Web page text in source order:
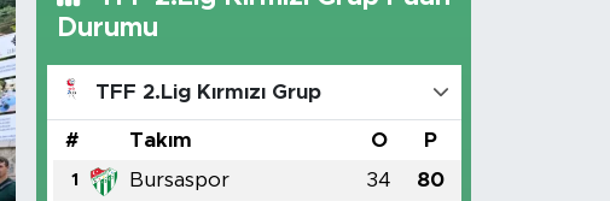
Durumu
TFF 2.Lig Kırmızı Grup
# Takım O P
1 Bursaspor 34 80